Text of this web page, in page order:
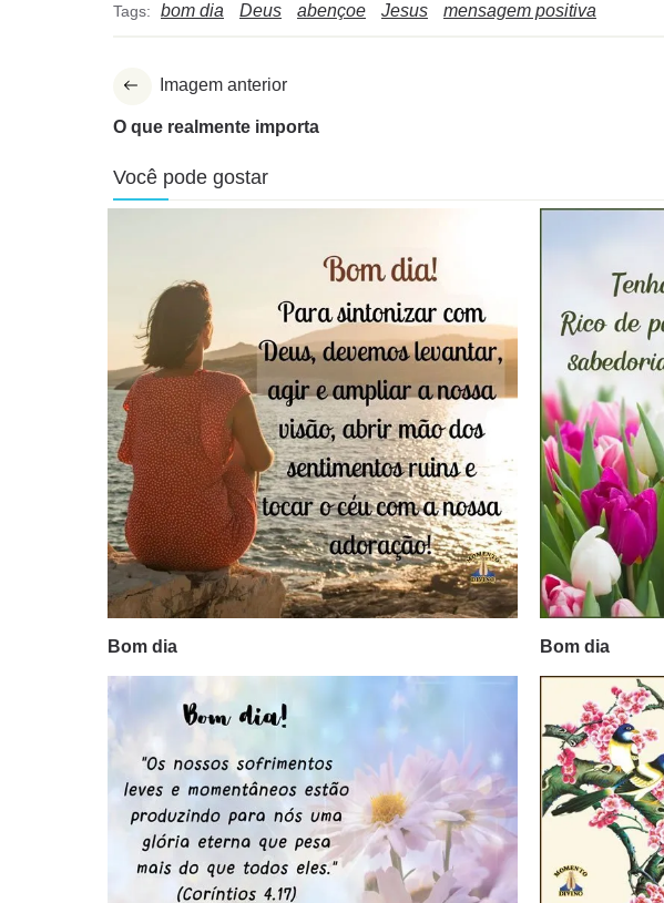
Tags: bom dia Deus abençoe Jesus mensagem positiva
Imagem anterior
O que realmente importa
Você pode gostar
Bom dia Bom dia